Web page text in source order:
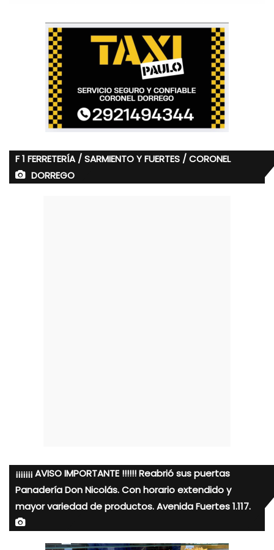
F 1 FERRETERÍA / SARMIENTO Y FUERTES / CORONEL
DORREGO
¡¡¡¡¡¡¡ AVISO IMPORTANTE !!!!!! Reabrió sus puertas
Panadería Don Nicolás. Con horario extendido y
mayor variedad de productos. Avenida Fuertes 1.117.